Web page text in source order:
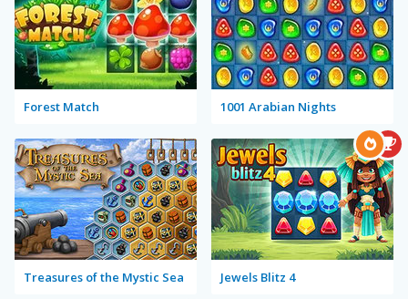
Forest Match 1001 Arabian Nights
Treasures of the Mystic Sea Jewels Blitz 4